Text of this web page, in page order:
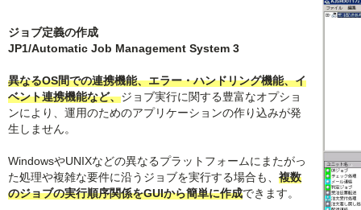
ジョブ定義の作成
JP1/Automatic Job Management System 3
異なるOS間での連携機能、エラー・ハンドリング機能、イ
ベント連携機能など、ジョブ実行に関する豊富なオプショ
ンにより、運用のためのアプリケーションの作り込みが発
生しません。
WindowsやUNIXなどの異なるプラットフォームにまたがっ
た処理や複雑な要件に沿うジョブを実行する場合も、 複数
のジョブの実行順序関係をGUIから簡単に作成できます。